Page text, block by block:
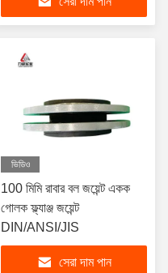
ভিডিও
100 মিমি রাবার বল জয়েন্ট একক
গোলক ফ্ল্যাঞ্জ জয়েন্ট
DIN/ANSI/JIS
সেরা দাম পান